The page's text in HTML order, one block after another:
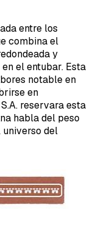
entre los
combina el
y
el entubar. Esta
notable en
en
reservara esta
habla del peso
del